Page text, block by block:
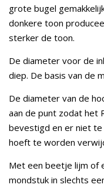
grote bugel
donkere toon
sterker de toon.
De diameter voor de
diep. De basis van de
De diameter van de
aan de punt zodat het
bevestigd en er niet
hoeft te worden
Met een beetje lijm of
mondstuk in slechts